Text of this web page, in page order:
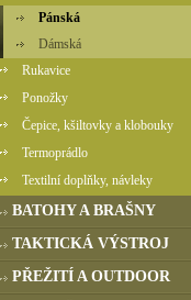
Pánská
Dámská
Rukavice
Ponožky
Čepice, kšiltovky a klobouky
Termoprádlo
Textilní doplňky, návleky
BATOHY A BRAŠNY
TAKTICKÁ VÝSTROJ
PŘEŽITÍ A OUTDOOR